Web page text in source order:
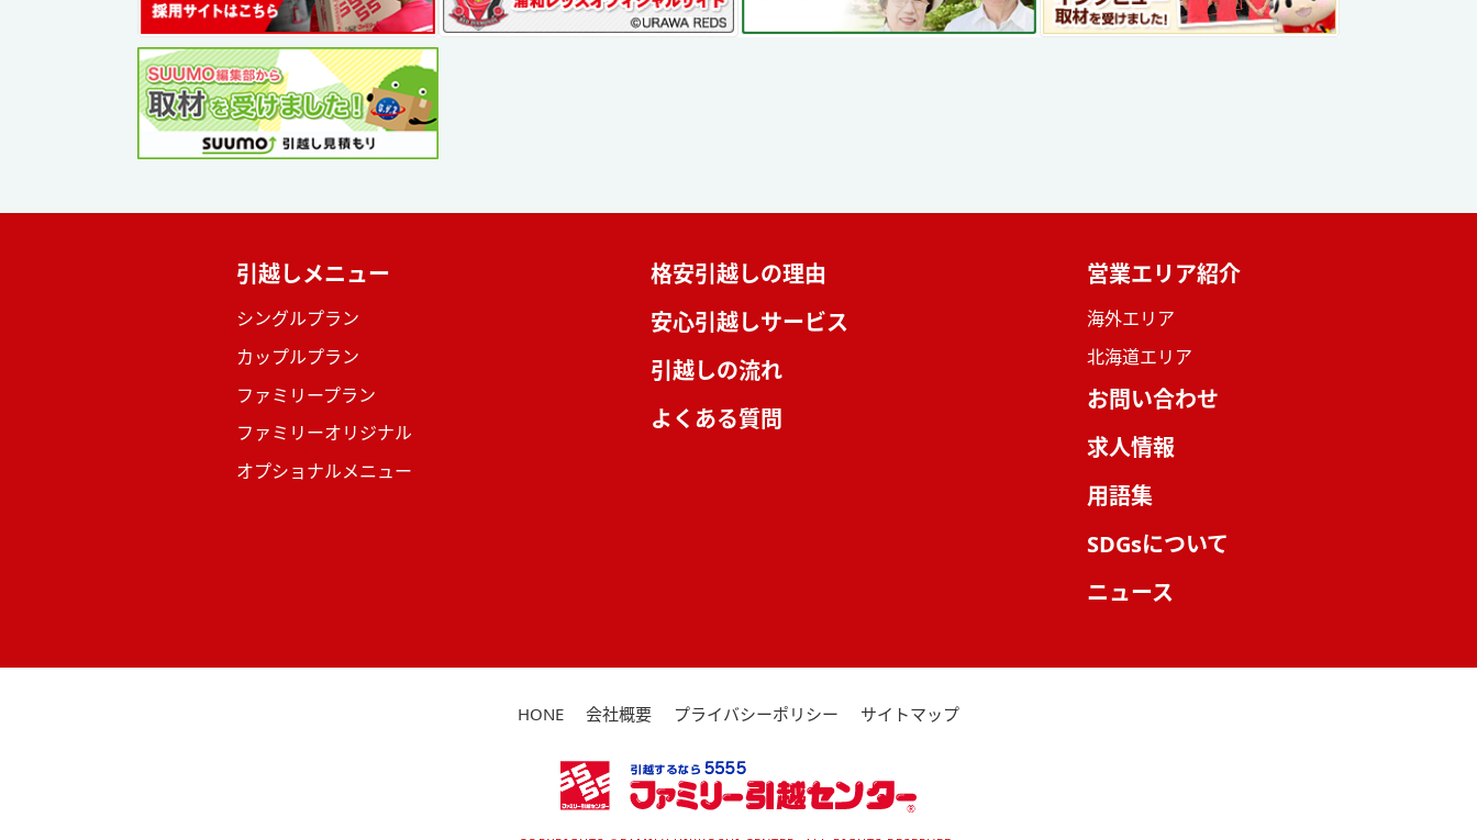
引越しメニュー
シングルプラン
カップルプラン
ファミリープラン
ファミリーオリジナル
オプショナルメニュー
格安引越しの理由
安心引越しサービス
引越しの流れ
よくある質問
営業エリア紹介
海外エリア
北海道エリア
お問い合わせ
求人情報
用語集
SDGsについて
ニュース
HONE 会社概要 プライバシーポリシー サイトマップ